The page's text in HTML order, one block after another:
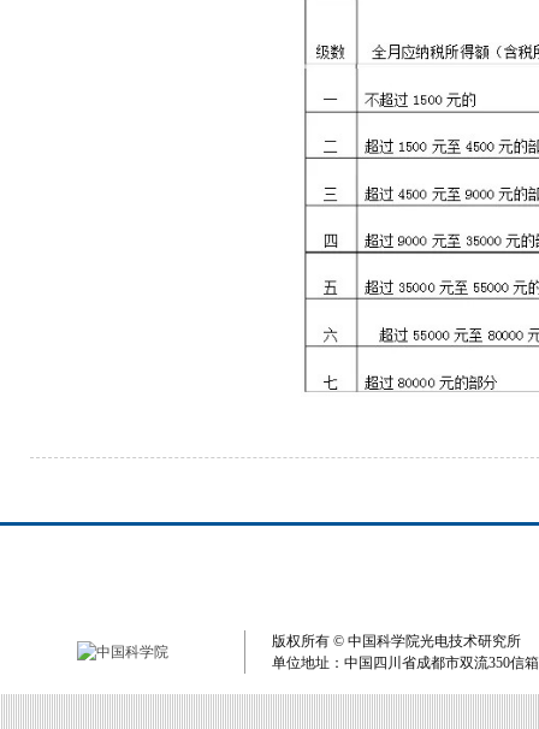
版权所有 © 中国科学院光电技术研究所
单位地址：中国四川省成都市双流350信